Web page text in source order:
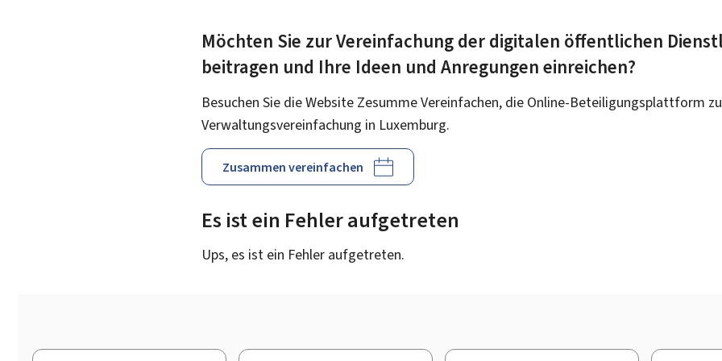
Möchten Sie zur Vereinfachung der digitalen öffentlichen
beitragen und Ihre Ideen und Anregungen einreichen?
Besuchen Sie die Website Zesumme Vereinfachen, die Online-Beteiligungsplattform
Verwaltungsvereinfachung in Luxemburg.
Zusammen vereinfachen
Es ist ein Fehler aufgetreten
Ups, es ist ein Fehler aufgetreten.